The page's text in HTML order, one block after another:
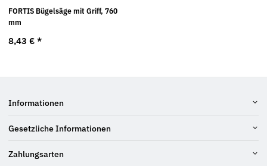
FORTIS Bügelsäge mit Griff, 760
mm
8,43 € *
Informationen
Gesetzliche Informationen
Zahlungsarten